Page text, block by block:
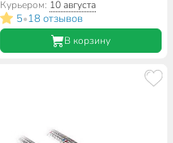
Курьером: 10 августа
5•18 отзывов
В корзину